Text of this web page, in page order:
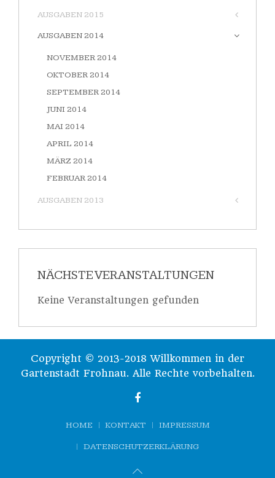
AUSGABEN 2015
AUSGABEN 2014
NOVEMBER 2014
OKTOBER 2014
SEPTEMBER 2014
JUNI 2014
MAI 2014
APRIL 2014
MÄRZ 2014
FEBRUAR 2014
AUSGABEN 2013
NÄCHSTE VERANSTALTUNGEN
Keine Veranstaltungen gefunden
Copyright © 2013-2018 Willkommen in der
Gartenstadt Frohnau. Alle Rechte vorbehalten.
HOME KONTAKT IMPRESSUM
DATENSCHUTZERKLÄRUNG